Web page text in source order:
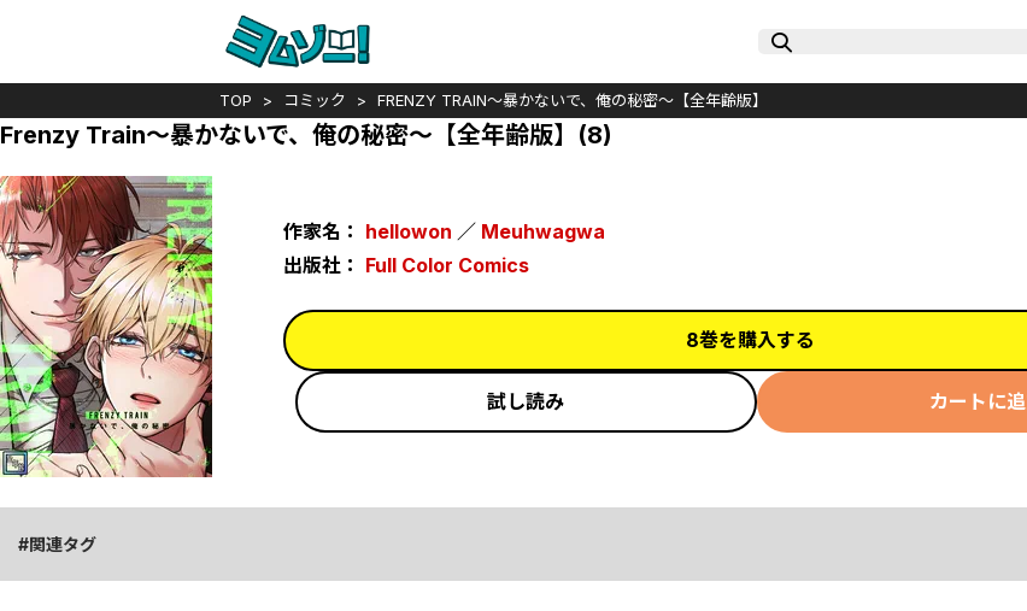
TOP コミック FRENZY TRAIN～暴かないで、俺の秘密～【全年齢版】
Frenzy Train～暴かないで、俺の秘密～【全年齢版】(8)
作家名： hellowon ／ Meuhwagwa
出版社： Full Color Comics
8巻を購入する
試し読み カートに
関連タグ